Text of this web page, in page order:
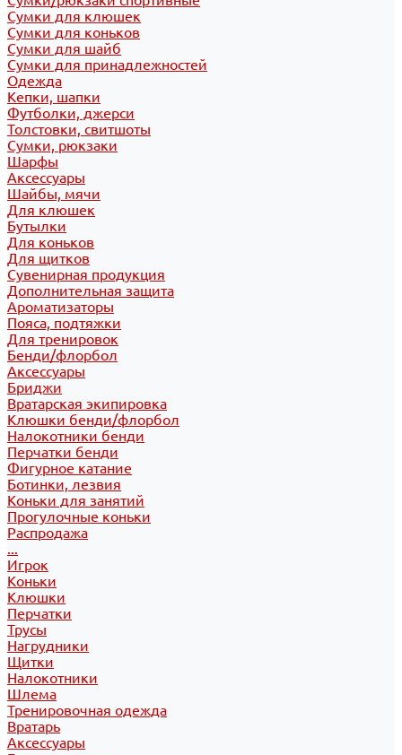
Сумки для клюшек
Сумки для коньков
Сумки для шайб
Сумки для принадлежностей
Одежда
Кепки, шапки
Футболки, джерси
Толстовки, свитшоты
Сумки, рюкзаки
Шарфы
Аксессуары
Шайбы, мячи
Для клюшек
Бутылки
Для коньков
Для щитков
Сувенирная продукция
Дополнительная защита
Ароматизаторы
Пояса, подтяжки
Для тренировок
Бенди/флорбол
Аксессуары
Бриджи
Вратарская экипировка
Клюшки бенди/флорбол
Налокотники бенди
Перчатки бенди
Фигурное катание
Ботинки, лезвия
Коньки для занятий
Прогулочные коньки
Распродажа
...
Игрок
Коньки
Клюшки
Перчатки
Трусы
Нагрудники
Щитки
Налокотники
Шлема
Тренировочная одежда
Вратарь
Аксессуары